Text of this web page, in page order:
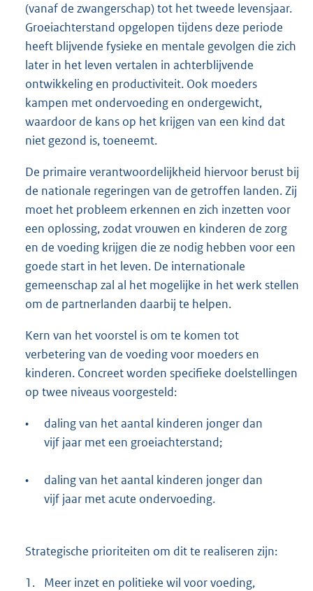
(vanaf de zwangerschap) tot het tweede levensjaar.
Groeiachterstand opgelopen tijdens deze periode
heeft blijvende fysieke en mentale gevolgen die zich
later in het leven vertalen in achterblijvende
ontwikkeling en productiviteit. Ook moeders
kampen met ondervoeding en ondergewicht,
waardoor de kans op het krijgen van een kind dat
niet gezond is, toeneemt.
De primaire verantwoordelijkheid hiervoor berust bij
de nationale regeringen van de getroffen landen. Zij
moet het probleem erkennen en zich inzetten voor
een oplossing, zodat vrouwen en kinderen de zorg
en de voeding krijgen die ze nodig hebben voor een
goede start in het leven. De internationale
gemeenschap zal al het mogelijke in het werk stellen
om de partnerlanden daarbij te helpen.
Kern van het voorstel is om te komen tot
verbetering van de voeding voor moeders en
kinderen. Concreet worden specifieke doelstellingen
op twee niveaus voorgesteld:
•
daling van het aantal kinderen jonger dan
vijf jaar met een groeiachterstand;
•
daling van het aantal kinderen jonger dan
vijf jaar met acute ondervoeding.
Strategische prioriteiten om dit te realiseren zijn:
1.
Meer inzet en politieke wil voor voeding,